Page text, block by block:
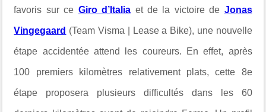
favoris sur ce Giro d’Italia et de la victoire de Jonas
Vingegaard (Team Visma | Lease a Bike), une nouvelle
étape accidentée attend les coureurs. En effet, après
100 premiers kilomètres relativement plats, cette 8e
étape proposera plusieurs difficultés dans les 60